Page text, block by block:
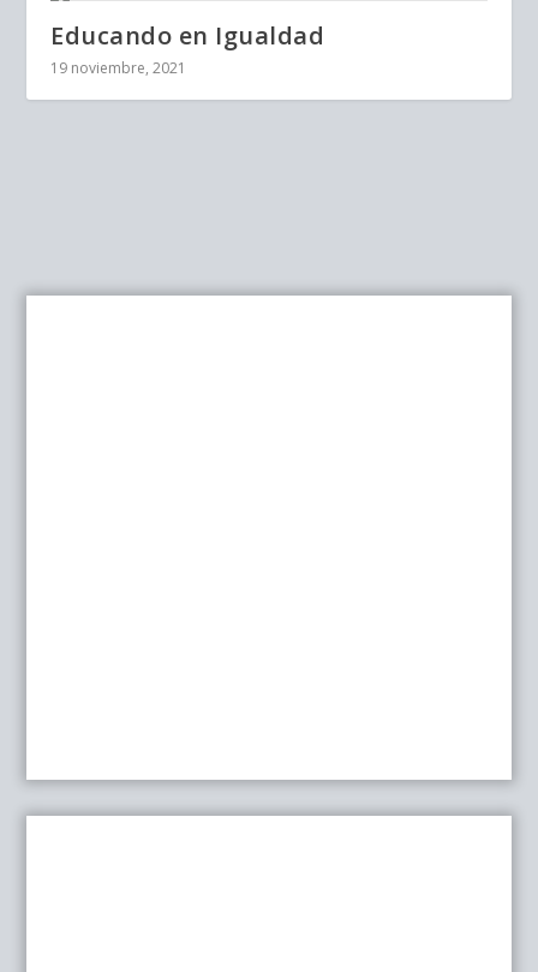
Educando en Igualdad
19 noviembre, 2021